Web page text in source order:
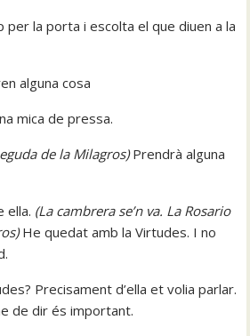
per la porta i escolta el que diuen a la
alguna cosa
mica de pressa.
de la Milagros)Prendrà alguna
ella. (La cambrera se’n va. La Rosario
)He quedat amb la Virtudes. I no
Precisament d’ella et volia parlar.
de dir és important.